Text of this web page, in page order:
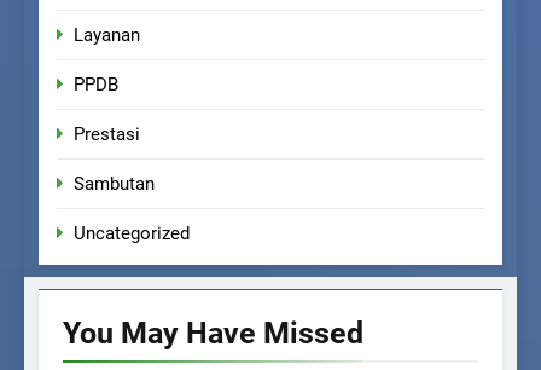
Layanan
PPDB
Prestasi
Sambutan
Uncategorized
You May Have Missed